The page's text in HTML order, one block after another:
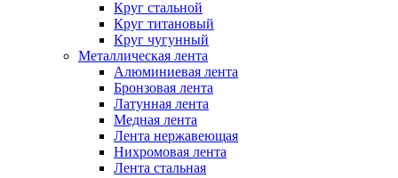
Круг стальной
Круг титановый
Круг чугунный
Металлическая лента
Алюминиевая лента
Бронзовая лента
Латунная лента
Медная лента
Лента нержавеющая
Нихромовая лента
Лента стальная